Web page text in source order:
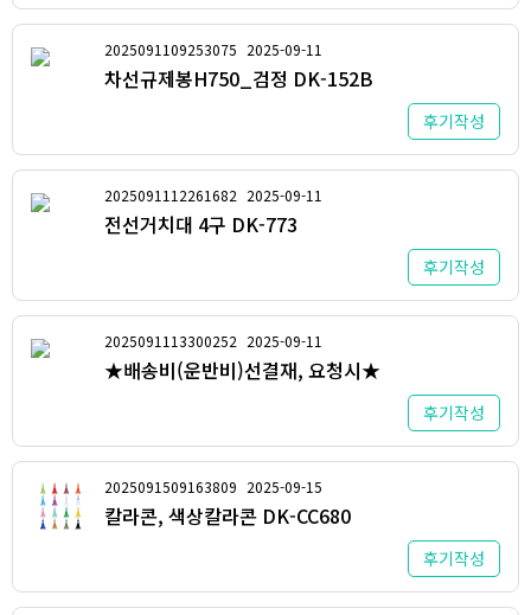
2025091109253075 2025-09-11
차선규제봉H750_검정 DK-152B
후기작성
2025091112261682 2025-09-11
전선거치대 4구 DK-773
후기작성
2025091113300252 2025-09-11
★배송비(운반비)선결재, 요청시★
후기작성
2025091509163809 2025-09-15
칼라콘, 색상칼라콘 DK-CC680
후기작성